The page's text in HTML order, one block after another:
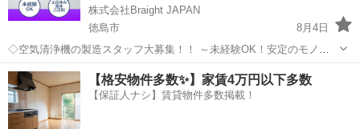
株式会社Braight JAPAN
徳島市
8月4日
◇空気清浄機の製造スタッフ大募集！！ ～未経験OK！安定のモノづ
くりワーク～ 📌 たった10秒でわかる！このお仕事のポイント☝ ✅ 未
経験から“手に職”がつけられる！ ✅ コツコツ・モクモク作業が好きな
方にぴった...
徳島 徳島市 その他 未経験
【格安物件多数✨】家賃4万円以下多数
【保証人ナシ】賃貸物件多数掲載！